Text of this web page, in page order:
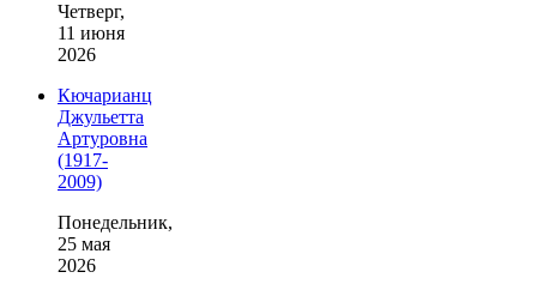
Четверг,
11 июня
2026
Кючарианц
Джульетта
Артуровна
(1917-
2009)
Понедельник,
25 мая
2026